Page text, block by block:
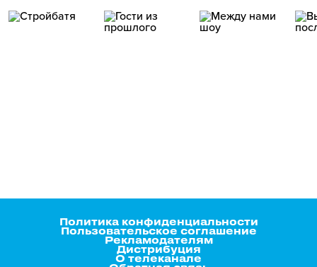
Политика конфиденциальности
Пользовательское соглашение
Рекламодателям
Дистрибуция
О телеканале